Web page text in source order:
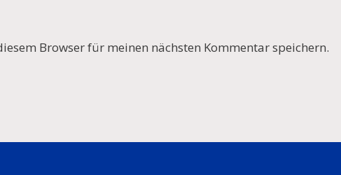
Browser für meinen nächsten Kommentar speichern.